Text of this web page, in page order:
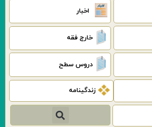
اخبار
خارج فقه
دروس سطح
زندگینامه
جستجو